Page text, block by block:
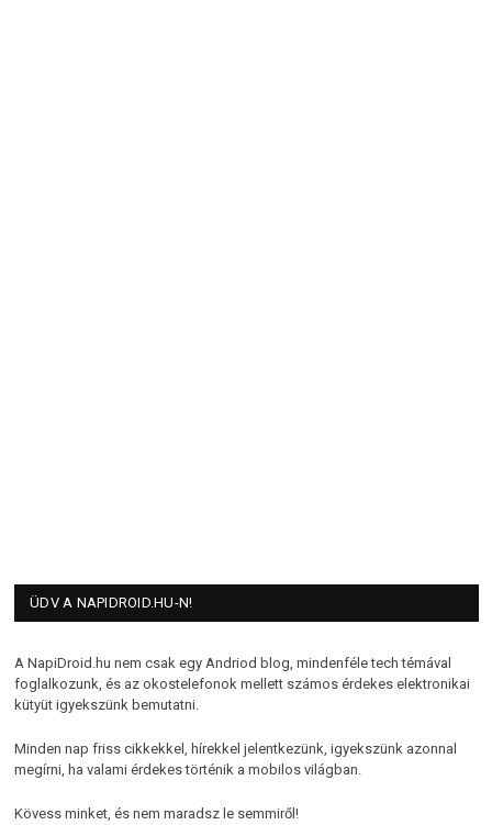
ÜDV A NAPIDROID.HU-N!
A NapiDroid.hu nem csak egy Andriod blog, mindenféle tech témával
foglalkozunk, és az okostelefonok mellett számos érdekes elektronikai
kütyüt igyekszünk bemutatni.
Minden nap friss cikkekkel, hírekkel jelentkezünk, igyekszünk azonnal
megírni, ha valami érdekes történik a mobilos világban.
Kövess minket, és nem maradsz le semmiről!